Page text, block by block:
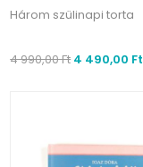
Három szülinapi torta
4 990,00 Ft 4 490,00 Ft